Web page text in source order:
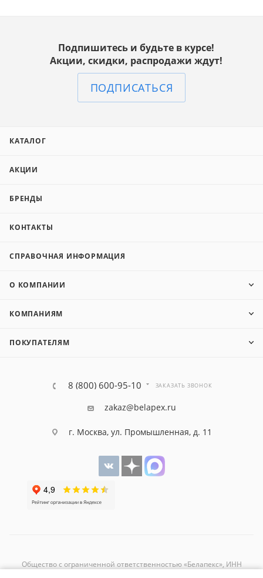
Подпишитесь и будьте в курсе!
Акции, скидки, распродажи ждут!
ПОДПИСАТЬСЯ
КАТАЛОГ
АКЦИИ
БРЕНДЫ
КОНТАКТЫ
СПРАВОЧНАЯ ИНФОРМАЦИЯ
О КОМПАНИИ
КОМПАНИЯМ
ПОКУПАТЕЛЯМ
8 (800) 600-95-10 ЗАКАЗАТЬ ЗВОНОК
zakaz@belapex.ru
г. Москва, ул. Промышленная, д. 11
Общество с ограниченной ответственностью «Белапекс», ИНН